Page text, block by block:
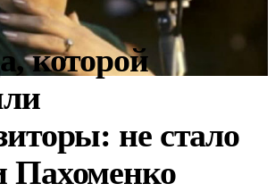
которой
не стало